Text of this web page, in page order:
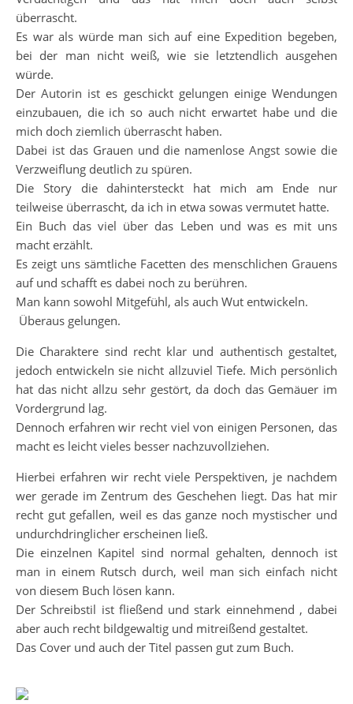
überrascht.
Es war als würde man sich auf eine Expedition begeben,
bei der man nicht weiß, wie sie letztendlich ausgehen
würde.
Der Autorin ist es geschickt gelungen einige Wendungen
einzubauen, die ich so auch nicht erwartet habe und die
mich doch ziemlich überrascht haben.
Dabei ist das Grauen und die namenlose Angst sowie die
Verzweiflung deutlich zu spüren.
Die Story die dahintersteckt hat mich am Ende nur
teilweise überrascht, da ich in etwa sowas vermutet hatte.
Ein Buch das viel über das Leben und was es mit uns
macht erzählt.
Es zeigt uns sämtliche Facetten des menschlichen Grauens
auf und schafft es dabei noch zu berühren.
Man kann sowohl Mitgefühl, als auch Wut entwickeln.
Überaus gelungen.
Die Charaktere sind recht klar und authentisch gestaltet,
jedoch entwickeln sie nicht allzuviel Tiefe. Mich persönlich
hat das nicht allzu sehr gestört, da doch das Gemäuer im
Vordergrund lag.
Dennoch erfahren wir recht viel von einigen Personen, das
macht es leicht vieles besser nachzuvollziehen.
Hierbei erfahren wir recht viele Perspektiven, je nachdem
wer gerade im Zentrum des Geschehen liegt. Das hat mir
recht gut gefallen, weil es das ganze noch mystischer und
undurchdringlicher erscheinen ließ.
Die einzelnen Kapitel sind normal gehalten, dennoch ist
man in einem Rutsch durch, weil man sich einfach nicht
von diesem Buch lösen kann.
Der Schreibstil ist fließend und stark einnehmend , dabei
aber auch recht bildgewaltig und mitreißend gestaltet.
Das Cover und auch der Titel passen gut zum Buch.